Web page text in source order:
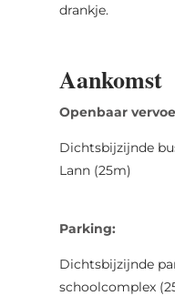
drankje.
Aankomst
Openbaar
Dichtsbijzijnde
Lann (25m)
Parking:
Dichtsbijzijnde
schoolcomplex